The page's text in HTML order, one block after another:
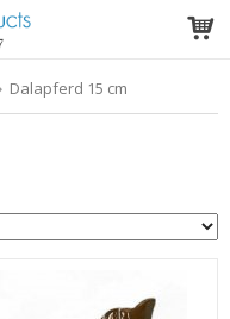
Dalapferd 15 cm